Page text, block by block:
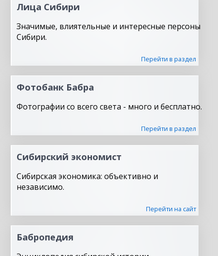
Лица Сибири
Значимые, влиятельные и интересные персоны
Сибири.
Перейти в раздел
Фотобанк Бабра
Фотографии со всего света - много и бесплатно.
Перейти в раздел
Сибирский экономист
Сибирская экономика: объективно и
независимо.
Перейти на сайт
Бабропедия